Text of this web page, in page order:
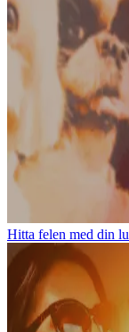
Hitta felen med din